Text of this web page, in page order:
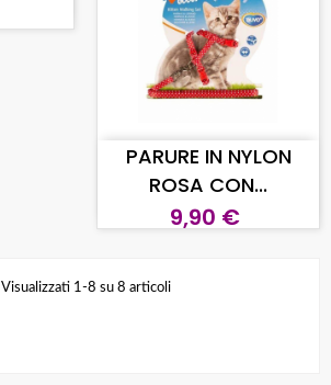
AGGIUNGI AL CARRELLO
PARURE IN NYLON
ROSA CON...
9,90 €
Visualizzati 1-8 su 8 articoli